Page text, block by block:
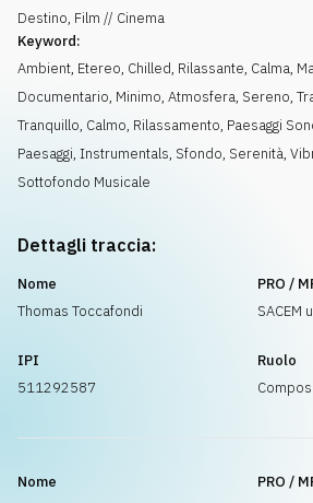
Destino, Film // Cinema
Keyword:
Ambient, Etereo, Chilled, Rilassante, Calma,
Documentario, Minimo, Atmosfera, Sereno,
Tranquillo, Calmo, Rilassamento, Paesaggi
Paesaggi, Instrumentals, Sfondo, Serenità,
Sottofondo Musicale
Dettagli traccia:
Nome
Thomas Toccafondi
PRO /
SACEM
IPI
511292587
Ruolo
Nome
PRO /